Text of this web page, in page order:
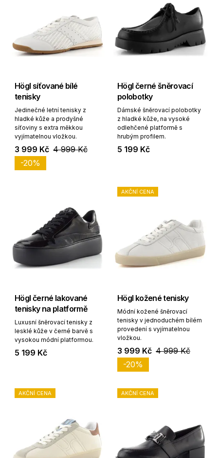
Högl síťované bílé
tenisky
Jedinečné letní tenisky z
hladké kůže a prodyšné
síťoviny s extra měkkou
vyjímatelnou vložkou.
3 999 Kč 4 999 Kč
-20%
Högl černé šněrovací
polobotky
Dámské šněrovací polobotky
z hladké kůže, na vysoké
odlehčené platformě s
hrubým profilem.
5 199 Kč
Högl černé lakované
tenisky na platformě
Luxusní šněrovací tenisky z
lesklé kůže v černé barvě s
vysokou módní platformou.
5 199 Kč
AKČNÍ CENA
Högl kožené tenisky
Módní kožené šněrovací
tenisky v jednoduchém bílém
provedení s vyjímatelnou
vložkou.
3 999 Kč 4 999 Kč
-20%
AKČNÍ CENA AKČNÍ CENA